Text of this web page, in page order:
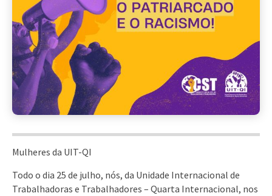
Mulheres da UIT-QI
Todo o dia 25 de julho, nós, da Unidade Internacional de
Trabalhadoras e Trabalhadores – Quarta Internacional, nos